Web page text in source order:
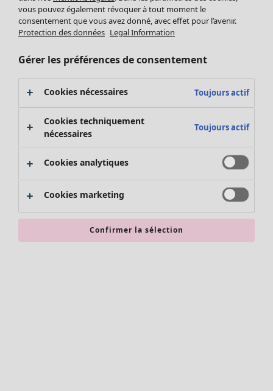
Décoration
Textiles
Tapis
Éponge
Promos SOLDES
Les promos de Gudrun Sjödén
Nouvel arrivage
Bonnes affaires en soldes - jusqu'à -70
vous pouvez également révoquer à tout moment le
consentement que vous avez donné, avec effet pour l’avenir.
Protection des données Legal Information
Gérer les préférences de consentement
Cookies nécessaires Toujours actif
Cookies techniquement
nécessaires
Toujours actif
Cookies analytiques
Cookies marketing
Confirmer la sélection